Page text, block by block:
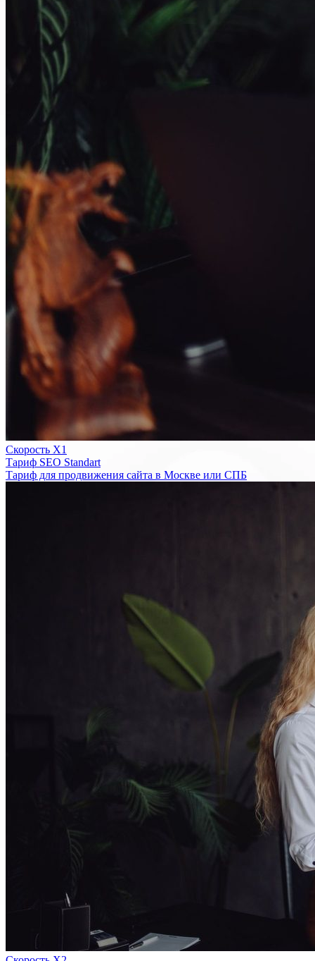
Скорость Х1
Тариф SEO Standart
Тариф для продвижения сайта в Москве или СПБ